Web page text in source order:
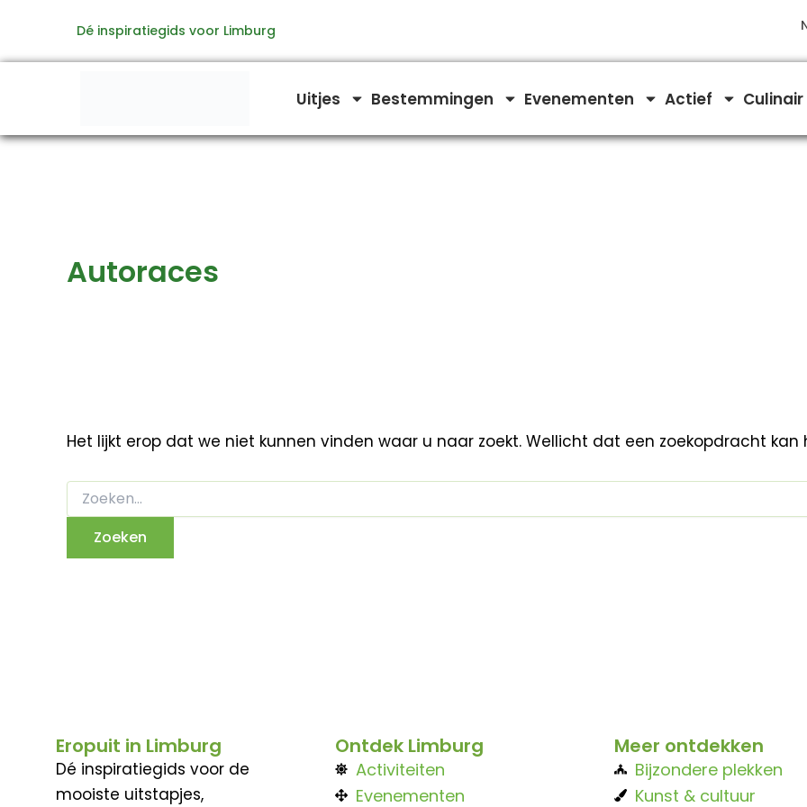
de
Dé inspiratiegids voor Limburg
Uitjes Bestemmingen Evenementen Actief Culinair
Autoraces
Het lijkt erop dat we niet kunnen vinden waar u naar zoekt. Wellicht dat een zoekopdracht kan
naar:
Eropuit in Limburg
Dé inspiratiegids voor de
mooiste uitstapjes,
Ontdek Limburg
Activiteiten
Evenementen
Meer ontdekken
Bijzondere plekken
Kunst & cultuur